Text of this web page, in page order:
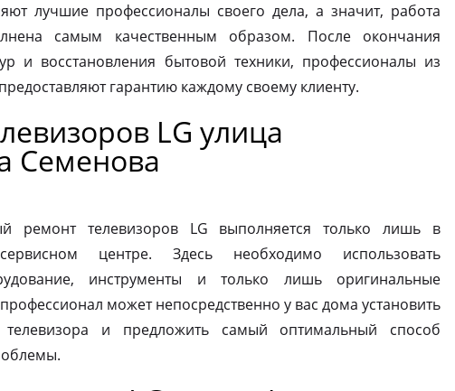
лучшие профессионалы своего дела, а значит, работа
самым качественным образом. После окончания
и восстановления бытовой техники, профессионалы из
гарантию каждому своему клиенту.
LG улица
Семенова
ремонт телевизоров LG выполняется только лишь в
центре. Здесь необходимо использовать
инструменты и только лишь оригинальные
может непосредственно у вас дома установить
и предложить самый оптимальный способ